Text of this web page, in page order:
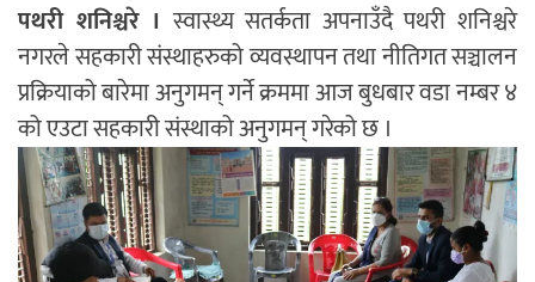
पथरी शनिश्चरे । स्वास्थ्य सतर्कता अपनाउँदै पथरी शनिश्चरे
नगरले सहकारी संस्थाहरुको व्यवस्थापन तथा नीतिगत सञ्चालन
प्रक्रियाको बारेमा अनुगमन् गर्ने क्रममा आज बुधबार वडा नम्बर ४
को एउटा सहकारी संस्थाको अनुगमन् गरेको छ ।